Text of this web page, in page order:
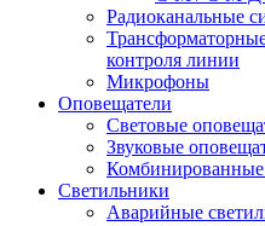
Радиоканальные
контроля линии
Микрофоны
Оповещатели
Световые
Звуковые
Светильники
Аварийные